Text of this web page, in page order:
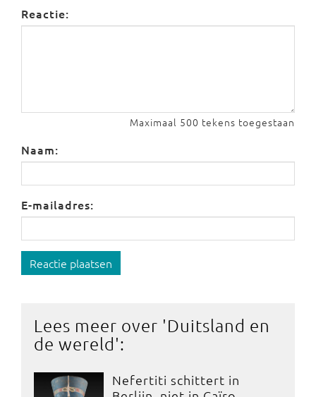
Reactie:
Maximaal 500 tekens toegestaan
Naam:
E-mailadres:
Reactie plaatsen
Lees meer over 'Duitsland en
de wereld':
Nefertiti schittert in